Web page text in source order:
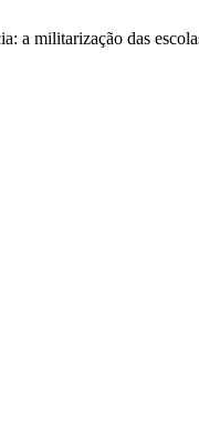
militarização das